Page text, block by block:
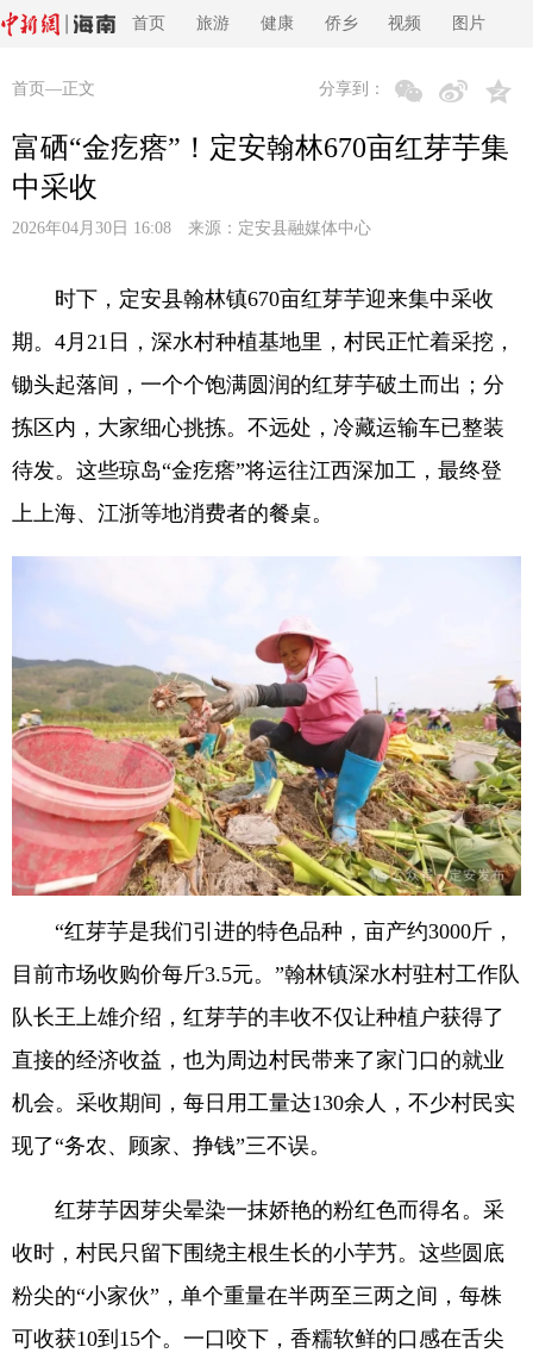
首页 旅游 健康 侨乡 视频 图片
首页 —正文 分享到：
富硒“金疙瘩”！定安翰林670亩红芽芋集
中采收
2026年04月30日 16:08 来源： 定安县融媒体中心
时下，定安县翰林镇670亩红芽芋迎来集中采收
期。4月21日，深水村种植基地里，村民正忙着采挖，
锄头起落间，一个个饱满圆润的红芽芋破土而出；分
拣区内，大家细心挑拣。不远处，冷藏运输车已整装
待发。这些琼岛“金疙瘩”将运往江西深加工，最终登
上上海、江浙等地消费者的餐桌。
“红芽芋是我们引进的特色品种，亩产约3000斤，
目前市场收购价每斤3.5元。”翰林镇深水村驻村工作队
队长王上雄介绍，红芽芋的丰收不仅让种植户获得了
直接的经济收益，也为周边村民带来了家门口的就业
机会。采收期间，每日用工量达130余人，不少村民实
现了“务农、顾家、挣钱”三不误。
红芽芋因芽尖晕染一抹娇艳的粉红色而得名。采
收时，村民只留下围绕主根生长的小芋艿。这些圆底
粉尖的“小家伙”，单个重量在半两至三两之间，每株
可收获10到15个。一口咬下，香糯软鲜的口感在舌尖